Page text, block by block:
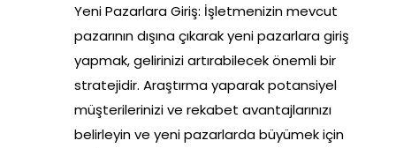
Yeni Pazarlara Giriş: İşletmenizin mevcut
pazarının dışına çıkarak yeni pazarlara giriş
yapmak, gelirinizi artırabilecek önemli bir
stratejidir. Araştırma yaparak potansiyel
müşterilerinizi ve rekabet avantajlarınızı
belirleyin ve yeni pazarlarda büyümek için